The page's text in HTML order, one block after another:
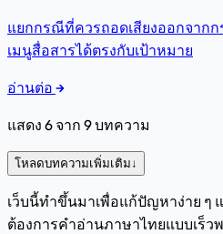
แยกกรณีที่ควรถอดเสียงออกจาก
เมนูสื่อสารได้ตรงกับเป้าหมาย
อ่านต่อ
แสดง 6 จาก 9บทความ
โหลดบทความเพิ่มเติม↓
เว็บนี้ทำขึ้นมาเพื่อแก้ปัญหาง่าย ๆ
ต้องการคำอ่านภาษาไทยแบบเร็ว